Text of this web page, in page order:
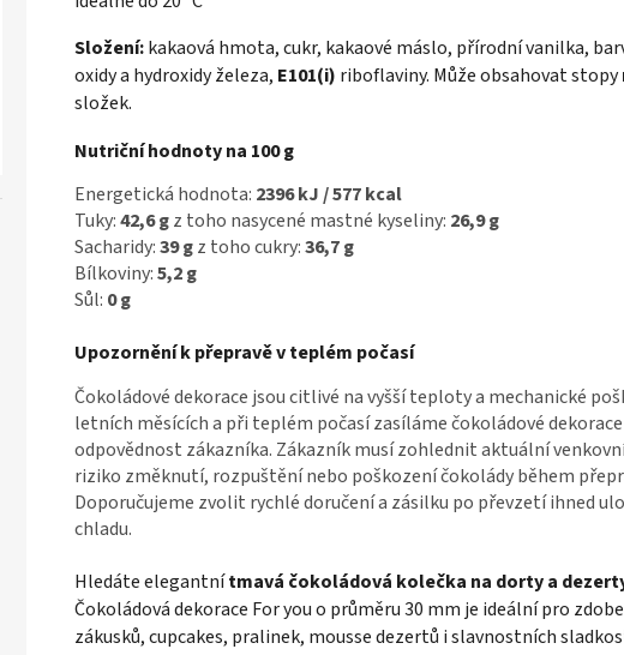
Složení:kakaová hmota, cukr, kakaové máslo, přírodní vanilka,
oxidy a hydroxidy železa, E101(i) riboflaviny. Může obsahovat stopy
složek.
Nutriční hodnoty na 100 g
Energetická hodnota: 2396 kJ / 577 kcal
Tuky:42,6 gz toho nasycené mastné kyseliny: 26,9 g
Sacharidy:39 gz toho cukry:36,7 g
Bílkoviny:5,2 g
Sůl: 0 g
Upozornění k přepravě v teplém počasí
Čokoládové dekorace jsou citlivé na vyšší teploty a mechanické
letních měsících a při teplém počasí zasíláme čokoládové
odpovědnost zákazníka. Zákazník musí zohlednit aktuální
riziko změknutí, rozpuštění nebo poškození čokolády během
Doporučujeme zvolit rychlé doručení a zásilku po převzetí ihned
chladu.
Hledáte elegantnítmavá čokoládová kolečka na dorty a
Čokoládová dekorace For you o průměru 30 mm je ideální pro
zákusků, cupcakes, pralinek, mousse dezertů i slavnostních